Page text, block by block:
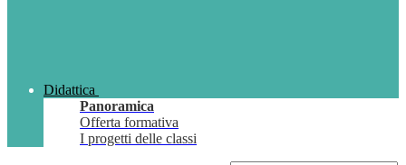
Didattica
Panoramica
Offerta formativa
I progetti delle classi